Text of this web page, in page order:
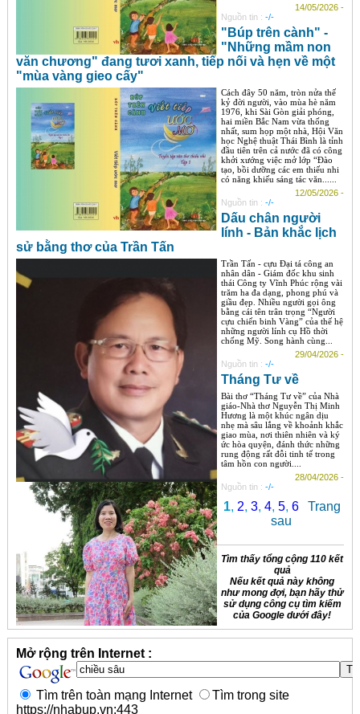
14/05/2026 -
Nguồn tin : -/-
"Búp trên cành" -
"Những mầm non
văn chương" đang tươi xanh, tiếp nối và hẹn về một
"mùa vàng gieo cấy"
Cách đây 50 năm, tròn nửa thế
kỷ đời người, vào mùa hè năm
1976, khi Sài Gòn giải phóng,
hai miền Bắc Nam vừa thống
nhất, sum họp một nhà, Hội Văn
học Nghệ thuật Thái Bình là tỉnh
đầu tiên trên cả nước đã có công
khởi xướng việc mở lớp “Đào
tạo, bồi dưỡng các em thiếu nhi
có năng khiếu sáng tác văn......
12/05/2026 -
Nguồn tin : -/-
Dấu chân người
lính - Bản khắc lịch
sử bằng thơ của Trần Tấn
Trần Tấn - cựu Đại tá công an
nhân dân - Giám đốc khu sinh
thái Công ty Vĩnh Phúc rộng vài
trăm ha đa dạng, phong phú và
giầu đẹp. Nhiều người gọi ông
bằng cái tên trân trọng “Người
cựu chiến binh Vàng” của thế hệ
những người lính cụ Hồ thời
chống Mỹ. Song hành cùng...
29/04/2026 -
Nguồn tin : -/-
Tháng Tư về
Bài thơ “Tháng Tư về” của Nhà
giáo-Nhà thơ Nguyễn Thị Minh
Hương là một khúc ngân dịu
nhẹ mà sâu lắng về khoảnh khắc
giao mùa, nơi thiên nhiên và ký
ức hòa quyện, đánh thức những
rung động rất đỗi tinh tế trong
tâm hồn con người....
28/04/2026 -
Nguồn tin : -/-
1,2,3,4,5,6
Trang
sau
Tìm thấy tổng cộng 110 kết
quả
Nếu kết quả này không
như mong đợi, bạn hãy thử
sử dụng công cụ tìm kiếm
của Google dưới đây!
Mở rộng trên Internet :
Tìm trên toàn mạng Internet
Tìm trong site
https://nhabup.vn:443